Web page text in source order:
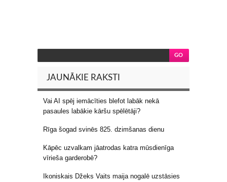
JAUNĀKIE RAKSTI
Vai AI spēj iemācīties blefot labāk nekā
pasaules labākie kāršu spēlētāji?
Rīga šogad svinēs 825. dzimšanas dienu
Kāpēc uzvalkam jāatrodas katra mūsdienīga
vīrieša garderobē?
Ikoniskais Džeks Vaits maija nogalē uzstāsies